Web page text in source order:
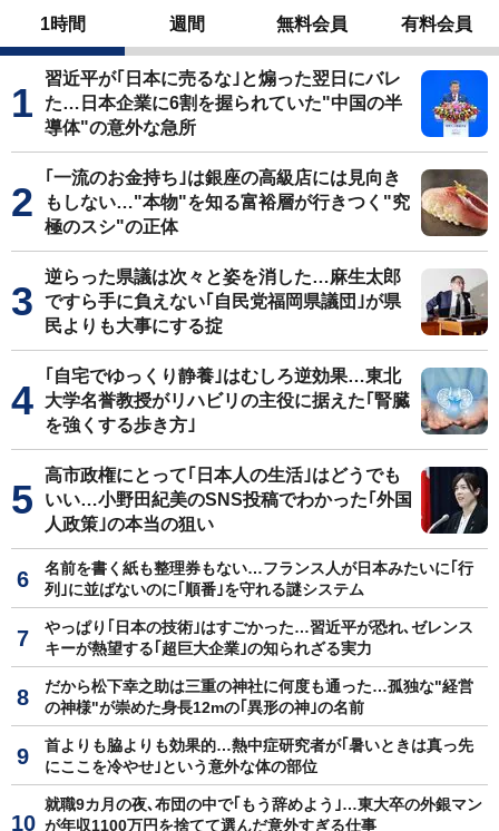
1時間 週間 無料会員 有料会員
習近平が｢日本に売るな｣と煽った翌日にバレ
た…日本企業に6割を握られていた"中国の半
導体"の意外な急所
｢一流のお金持ち｣は銀座の高級店には見向き
もしない…"本物"を知る富裕層が行きつく"究
極のスシ"の正体
逆らった県議は次々と姿を消した…麻生太郎
ですら手に負えない｢自民党福岡県議団｣が県
民よりも大事にする掟
｢自宅でゆっくり静養｣はむしろ逆効果…東北
大学名誉教授がリハビリの主役に据えた｢腎臓
を強くする歩き方｣
高市政権にとって｢日本人の生活｣はどうでも
いい…小野田紀美のSNS投稿でわかった｢外国
人政策｣の本当の狙い
名前を書く紙も整理券もない…フランス人が日本みたいに｢行
列｣に並ばないのに｢順番｣を守れる謎システム
やっぱり｢日本の技術｣はすごかった…習近平が恐れ､ゼレンス
キーが熱望する｢超巨大企業｣の知られざる実力
だから松下幸之助は三重の神社に何度も通った…孤独な"経営
の神様"が崇めた身長12mの｢異形の神｣の名前
首よりも脇よりも効果的…熱中症研究者が｢暑いときは真っ先
にここを冷やせ｣という意外な体の部位
就職9カ月の夜､布団の中で｢もう辞めよう｣…東大卒の外銀マン
が年収1100万円を捨てて選んだ意外すぎる仕事